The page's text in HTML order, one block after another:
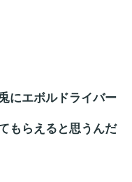
にエボルドライバー
もらえると思うんだ